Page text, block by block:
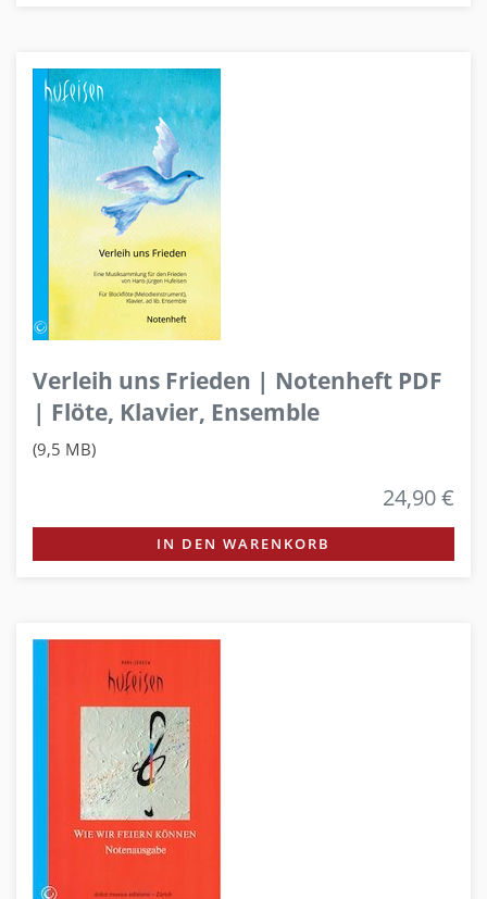
Verleih uns Frieden | Notenheft PDF
| Flöte, Klavier, Ensemble
(9,5 MB)
24,90 €
IN DEN WARENKORB